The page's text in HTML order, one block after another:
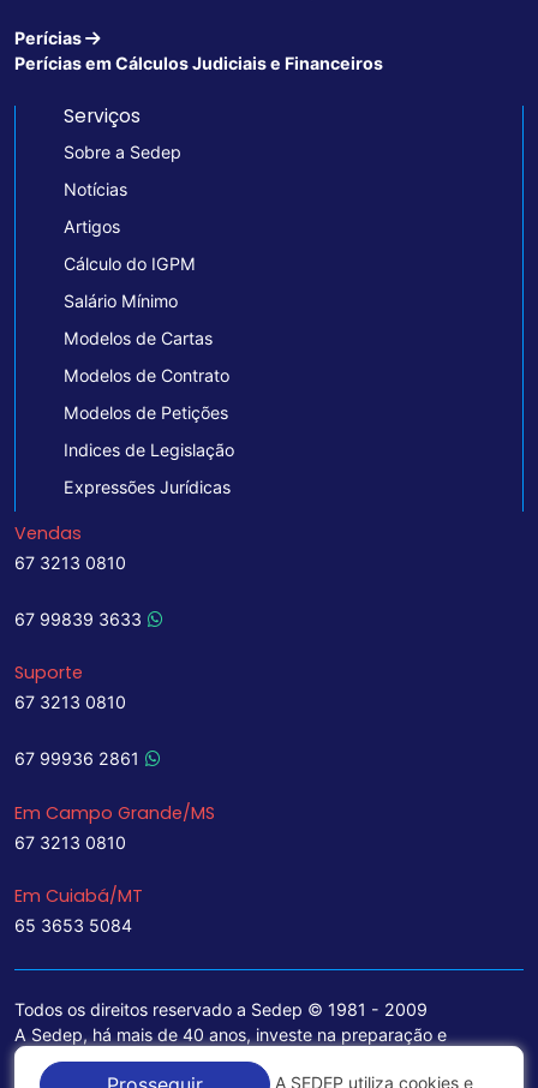
Perícias
Perícias em Cálculos Judiciais e Financeiros
Serviços
Sobre a Sedep
Notícias
Artigos
Cálculo do IGPM
Salário Mínimo
Modelos de Cartas
Modelos de Contrato
Modelos de Petições
Indices de Legislação
Expressões Jurídicas
Vendas
67 3213 0810
67 99839 3633
Suporte
67 3213 0810
67 99936 2861
Em Campo Grande/MS
67 3213 0810
Em Cuiabá/MT
65 3653 5084
Todos os direitos reservado a Sedep © 1981 - 2009
A Sedep, há mais de 40 anos, investe na preparação e
treinamento de funcionários e na aquisição de tecnologia de
A SEDEP utiliza cookies e